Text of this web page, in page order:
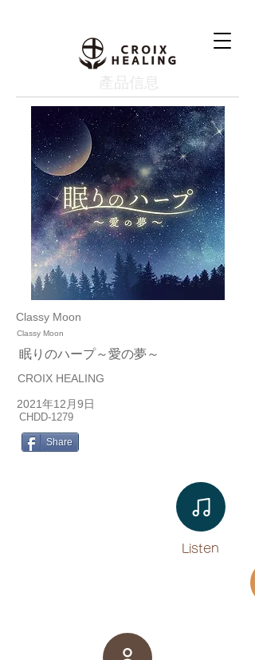
產品信息
Classy Moon
Classy Moon
眠りのハープ～愛の夢～
CROIX HEALING
2021年12月9日
CHDD-1279
Share
Listen​